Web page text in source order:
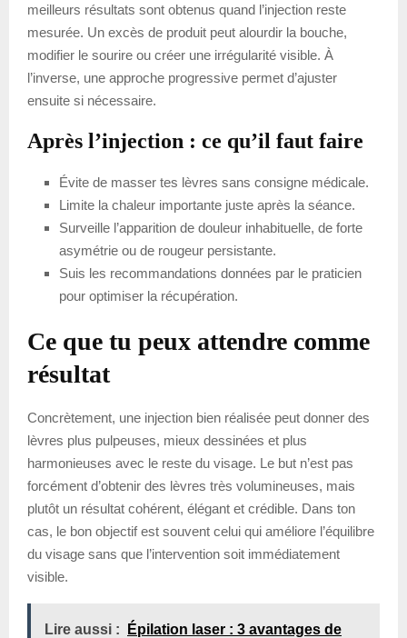
meilleurs résultats sont obtenus quand l’injection reste
mesurée. Un excès de produit peut alourdir la bouche,
modifier le sourire ou créer une irrégularité visible. À
l’inverse, une approche progressive permet d’ajuster
ensuite si nécessaire.
Après l’injection : ce qu’il faut faire
Évite de masser tes lèvres sans consigne médicale.
Limite la chaleur importante juste après la séance.
Surveille l’apparition de douleur inhabituelle, de forte
asymétrie ou de rougeur persistante.
Suis les recommandations données par le praticien
pour optimiser la récupération.
Ce que tu peux attendre comme
résultat
Concrètement, une injection bien réalisée peut donner des
lèvres plus pulpeuses, mieux dessinées et plus
harmonieuses avec le reste du visage. Le but n’est pas
forcément d’obtenir des lèvres très volumineuses, mais
plutôt un résultat cohérent, élégant et crédible. Dans ton
cas, le bon objectif est souvent celui qui améliore l’équilibre
du visage sans que l’intervention soit immédiatement
visible.
Lire aussi :
Épilation laser : 3 avantages de